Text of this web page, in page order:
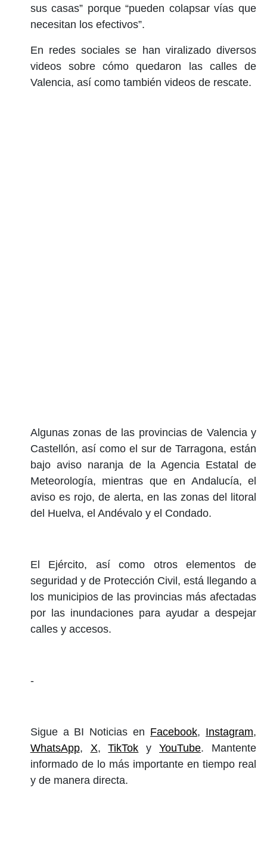
sus casas” porque “pueden colapsar vías que
necesitan los efectivos”.
En redes sociales se han viralizado diversos
videos sobre cómo quedaron las calles de
Valencia, así como también videos de rescate.
Algunas zonas de las provincias de Valencia y
Castellón, así como el sur de Tarragona, están
bajo aviso naranja de la Agencia Estatal de
Meteorología, mientras que en Andalucía, el
aviso es rojo, de alerta, en las zonas del litoral
del Huelva, el Andévalo y el Condado.
El Ejército, así como otros elementos de
seguridad y de Protección Civil, está llegando a
los municipios de las provincias más afectadas
por las inundaciones para ayudar a despejar
calles y accesos.
-
Sigue a BI Noticias en Facebook, Instagram,
WhatsApp, X,TikTok yYouTube. Mantente
informado de lo más importante en tiempo real
y de manera directa.